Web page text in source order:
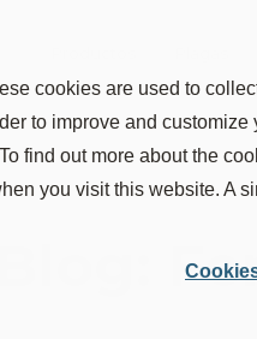
cookies are used to
to improve and
find out more about the
you visit this website.
Blog: